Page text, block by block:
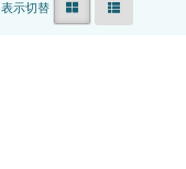
表示切替